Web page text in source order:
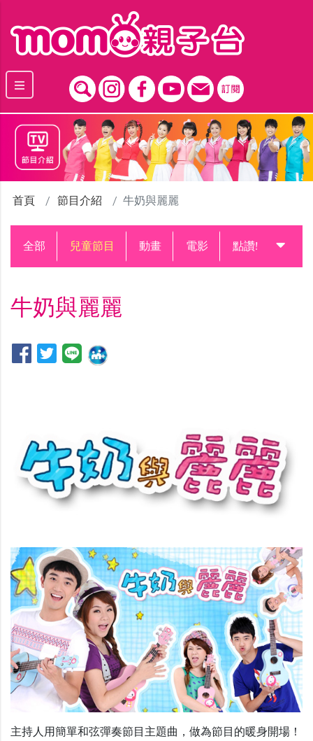
首頁 節目介紹 牛奶與麗麗
全部 兒童節目 動畫 電影 點讚!升級中
牛奶與麗麗
主持人用簡單和弦彈奏節目主題曲，做為節目的暖身開場！